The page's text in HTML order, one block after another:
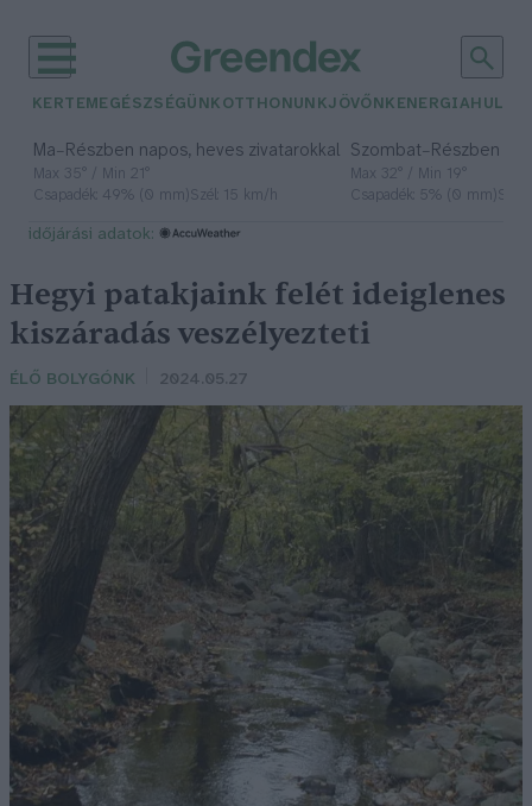
KERTEM EGÉSZSÉGÜNK OTTHONUNKJÖVŐNK ENERGIA
Ma– Részben napos, heves zivatarokkal
Max 35° / Min 21°
Csapadék: 49% (0 mm)Szél: 15 km/h
Szombat– Részben
Max 32° / Min 19°
Csapadék: 5% (0 mm)
időjárási adatok:
Hegyi patakjaink felét ideiglenes
kiszáradás veszélyezteti
ÉLŐ BOLYGÓNK 2024.05.27